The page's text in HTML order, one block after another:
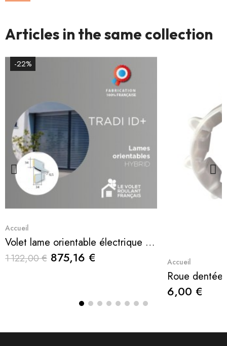
Articles in the same collection
-22%
Accueil
Volet lame orientable électrique TRADI ID+ Hybrid
1 122,00 € 875,16 € Accueil
Roue dentée
6,00 €